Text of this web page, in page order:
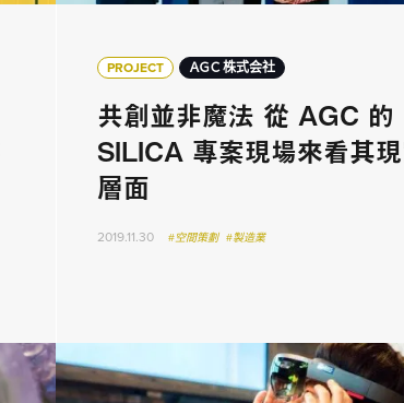
PROJECT ＡＧＣ 株式会社
共創並非魔法 從 AGC 的
SILICA 專案現場來看其
層面
2019.11.30 #空間策劃 #製造業